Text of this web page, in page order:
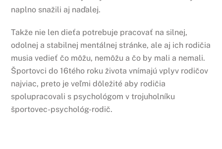
naplno snažili aj naďalej.
Takže nie len dieťa potrebuje pracovať na silnej,
odolnej a stabilnej mentálnej stránke, ale aj ich rodičia
musia vedieť čo môžu, nemôžu a čo by mali a nemali.
Športovci do 16tého roku života vnímajú vplyv rodičov
najviac, preto je veľmi dôležité aby rodičia
spolupracovali s psychológom v trojuholníku
športovec-psychológ-rodič.